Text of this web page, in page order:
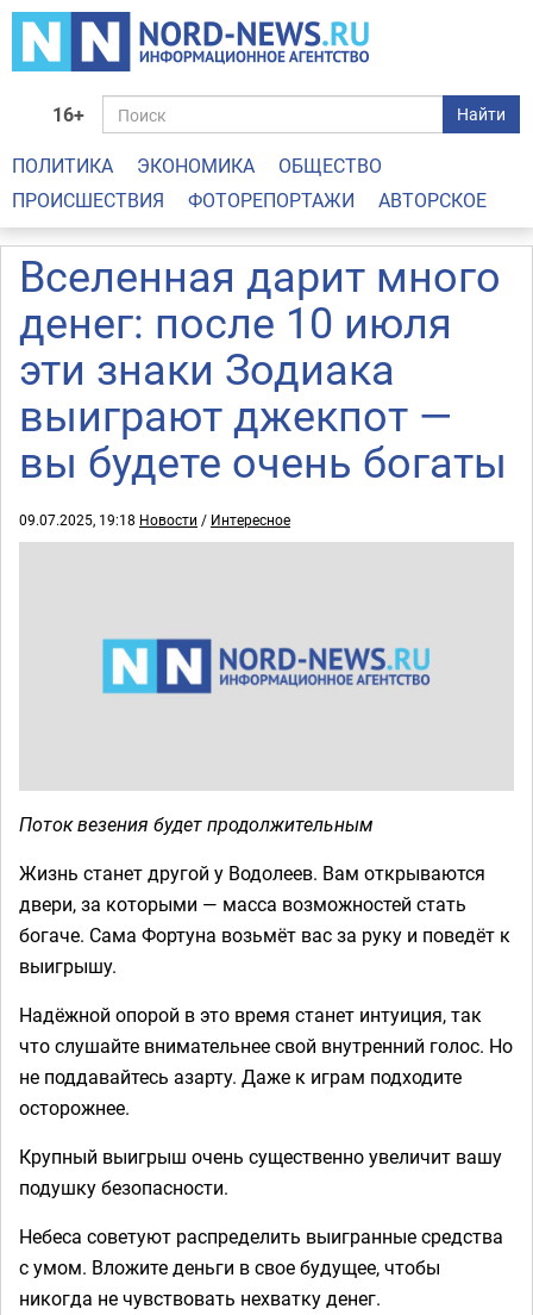
16+ Найти
ПОЛИТИКА ЭКОНОМИКА
ОБЩЕСТВО
ПРОИСШЕСТВИЯ
ФОТОРЕПОРТАЖИ АВТОРСКОЕ
Вселенная дарит много
денег: после 10 июля
эти знаки Зодиака
выиграют джекпот —
вы будете очень богаты
09.07.2025, 19:18 Новости / Интересное
Поток везения будет продолжительным
Жизнь станет другой у Водолеев. Вам открываются
двери, за которыми — масса возможностей стать
богаче. Сама Фортуна возьмёт вас за руку и поведёт к
выигрышу.
Надёжной опорой в это время станет интуиция, так
что слушайте внимательнее свой внутренний голос. Но
не поддавайтесь азарту. Даже к играм подходите
осторожнее.
Крупный выигрыш очень существенно увеличит вашу
подушку безопасности.
Небеса советуют распределить выигранные средства
с умом. Вложите деньги в свое будущее, чтобы
никогда не чувствовать нехватку денег.